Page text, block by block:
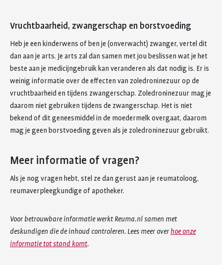
Vruchtbaarheid, zwangerschap en borstvoeding
Heb je een kinderwens of ben je (onverwacht) zwanger, vertel dit
dan aan je arts. Je arts zal dan samen met jou beslissen wat je het
beste aan je medicijngebruik kan veranderen als dat nodig is. Er is
weinig informatie over de effecten van zoledroninezuur op de
vruchtbaarheid en tijdens zwangerschap. Zoledroninezuur mag je
daarom niet gebruiken tijdens de zwangerschap. Het is niet
bekend of dit geneesmiddel in de moedermelk overgaat, daarom
mag je geen borstvoeding geven als je zoledroninezuur gebruikt.
Meer informatie of vragen?
Als je nog vragen hebt, stel ze dan gerust aan je reumatoloog,
reumaverpleegkundige of apotheker.
Voor betrouwbare informatie werkt Reuma.nl samen met
deskundigen die de inhoud controleren. Lees meer over hoe onze
informatie tot stand komt.